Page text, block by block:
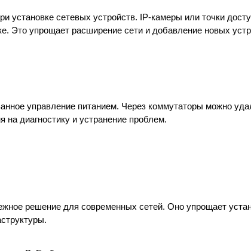
установке сетевых устройств. IP-камеры или точки
Это упрощает расширение сети и добавление новых
управление питанием. Через коммутаторы можно
диагностику и устранение проблем.
решение для современных сетей. Оно упрощает